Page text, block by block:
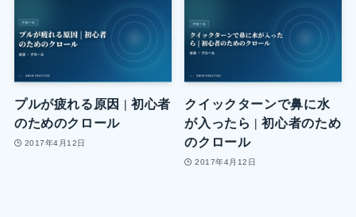
プルが疲れる原因 | 初心者
のためのクロール
2017年4月12日
クイックターンで鼻に水
が入ったら | 初心者のため
のクロール
2017年4月12日